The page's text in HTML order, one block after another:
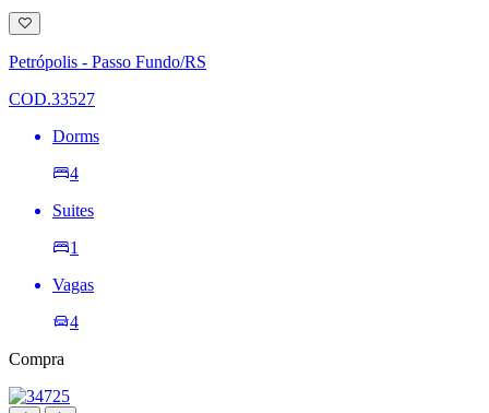
Adicionar
à
lista
de
Petrópolis - Passo Fundo/RS
COD.33527
Dorms
4
Suites
1
Vagas
4
Compra